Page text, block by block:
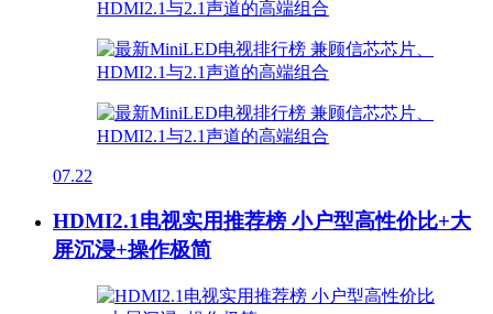
07.22
HDMI2.1电视实用推荐榜 小户型高性价比+大
屏沉浸+操作极简